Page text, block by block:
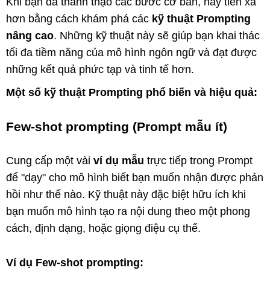
hơn bằng cách khám phá các kỹ thuật Prompting
nâng cao. Những kỹ thuật này sẽ giúp bạn khai thác
tối đa tiềm năng của mô hình ngôn ngữ và đạt được
những kết quả phức tạp và tinh tế hơn.
Một số kỹ thuật Prompting phổ biến và hiệu quả:
Few-shot prompting (Prompt mẫu ít)
Cung cấp một vài ví dụ mẫu trực tiếp trong Prompt
để "dạy" cho mô hình biết bạn muốn nhận được phản
hồi như thế nào. Kỹ thuật này đặc biệt hữu ích khi
bạn muốn mô hình tạo ra nội dung theo một phong
cách, định dạng, hoặc giọng điệu cụ thể.
Ví dụ Few-shot prompting: